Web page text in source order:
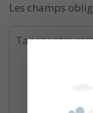
Les champs